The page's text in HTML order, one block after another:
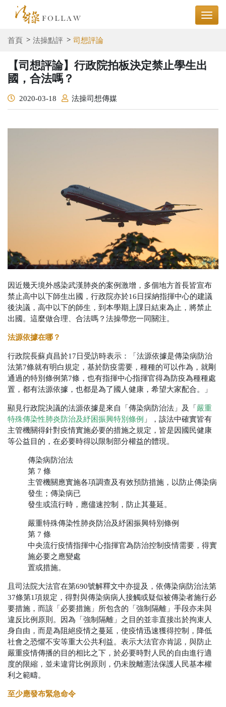
首頁 法操點評 司想評論
【司想評論】行政院拍板決定禁止學生出
國，合法嗎？
2020-03-18 法操司想傳媒
因近幾天境外感染武漢肺炎的案例激增，多個地方首長皆宣布
禁止高中以下師生出國，行政院亦於16 日採納指揮中心的建議
後決議，高中以下的師生，到本學期上課日結束為止，將禁止
出國。 這麼做合理、合法嗎？法操帶您一同關注。
法源依據在哪？
行政院長蘇貞昌於17 日受訪時表示：「法源依據是傳染病防治
法第7條就有明白規定，基於防疫需要，種種的可以作為，就剛
通過的特別條例第7條，也有指揮中心指揮官得為防疫為種種處
置，都有法源依據，也都是為了國人健康，希望大家配合。」
顯見行政院決議的法源依據是來自「傳染病防治法」及「 嚴重
特殊傳染性肺炎防治及紓困振興特別條例 」，該法中確實皆有
主管機關得針對疫情實施必要的措施之規定，皆是因國民健康
等公益目的，在必要時得以限制部分權益的體現。
傳染病防治法
第 7 條
主管機關應實施各項調查及有效預防措施，以防止傳染病
發生；傳染病已
發生或流行時，應儘速控制，防止其蔓延。
嚴重特殊傳染性肺炎防治及紓困振興特別條例
第 7 條
中央流行疫情指揮中心指揮官為防治控制疫情需要，得實
施必要之應變處
置或措施。
且司法院大法官在第690號解釋文中亦提及，依傳染病防治法第
37條第1項規定，得對與傳染病病人接觸或疑似被傳染者施行必
要措施，而該「必要措施」所包含的「強制隔離」手段亦未與
違反比例原則。因為「強制隔離」之目的並非直接出於拘束人
身自由，而是為阻絕疫情之蔓延，使疫情迅速獲得控制，降低
社會之恐懼不安等重大公共利益。表示大法官亦肯認，與防止
嚴重疫情傳播的目的相比之下，於必要時對人民的自由進行適
度的限縮，並未違背比例原則，仍未脫離憲法保護人民基本權
利之範疇。
至少應發布緊急命令